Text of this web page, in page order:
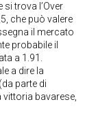
trova l’Over
che può valere
il mercato
probabile il
a 1.91.
a dire la
parte di
vittoria bavarese,